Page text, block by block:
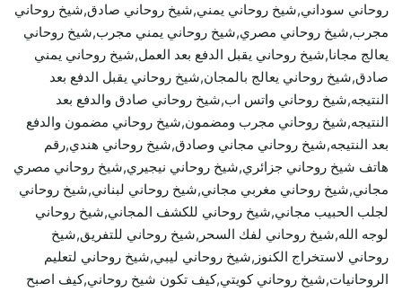
روحاني سوداني,شيخ روحاني يمني,شيخ روحاني صادق,شيخ روحاني
مجرب,شيخ روحاني مصري,شيخ روحاني يمني مجرب,شيخ روحاني
يعالج مجانا,شيخ روحاني يقبل الدفع بعد العمل,شيخ روحاني يمني
صادق,شيخ روحاني يعالج بالمجان,شيخ روحاني يقبل الدفع بعد
النتيجه,شيخ روحاني واتس اب,شيخ روحاني صادق والدفع بعد
النتيجه,شيخ روحاني مجرب ومضمون,شيخ روحاني مضمون والدفع
بعد النتيجه,شيخ روحاني مجاني وصادق,شيخ روحاني هندي,رقم
هاتف شيخ روحاني جزائري,شيخ روحاني نيجيري,شيخ روحاني مصري
مجاني,شيخ روحاني مغربي مجاني,شيخ روحاني لبناني,شيخ روحاني
لجلب الحبيب مجاني,شيخ روحاني للكشف المجاني,شيخ روحاني
لوجه الله,شيخ روحاني لفك السحر,شيخ روحاني للتفريق,شيخ
روحاني لاستخراج الكنوز,شيخ روحاني ليبي,شيخ روحاني لتعليم
الروحانيات,شيخ روحاني كويتي,كيف تكون شيخ روحاني,كيف اصبح